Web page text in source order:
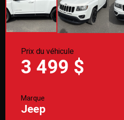
Prix du véhicule
3 499 $
Marque
Jeep